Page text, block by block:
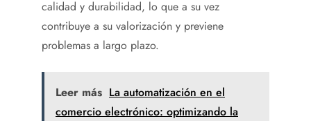
calidad y durabilidad, lo que a su vez
contribuye a su valorización y previene
problemas a largo plazo.
Leer más La automatización en el
comercio electrónico: optimizando la